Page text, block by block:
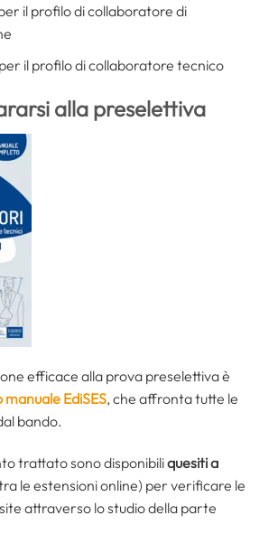
il profilo di collaboratore di
il profilo di collaboratore tecnico
alla preselettiva
efficace alla prova preselettiva è
manuale EdiSES, che affronta tutte le
bando.
trattato sono disponibiliquesiti a
le estensioni online) per verificare le
attraverso lo studio della parte